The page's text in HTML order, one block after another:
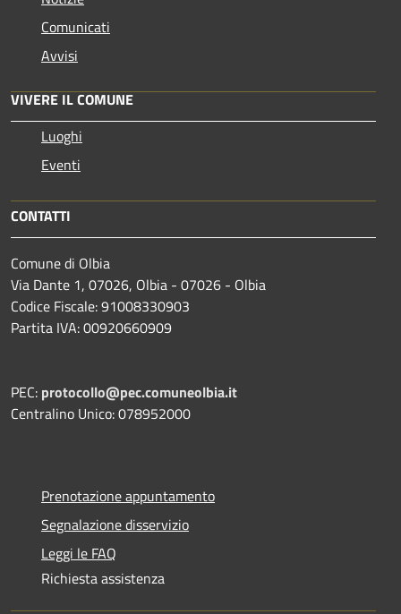
Comunicati
Avvisi
VIVERE IL COMUNE
Luoghi
Eventi
CONTATTI
Comune di Olbia
Via Dante 1, 07026, Olbia - 07026 - Olbia
Codice Fiscale: 91008330903
Partita IVA: 00920660909
PEC: protocollo@pec.comuneolbia.it
Centralino Unico: 078952000
Prenotazione appuntamento
Segnalazione disservizio
Leggi le FAQ
Richiesta assistenza